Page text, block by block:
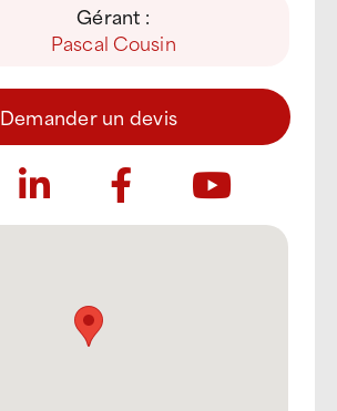
Gérant :
Pascal Cousin
Demander un devis